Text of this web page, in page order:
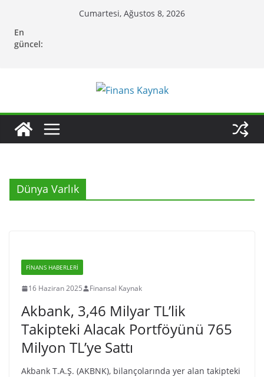
content
Cumartesi, Ağustos 8, 2026
En
güncel:
Dünya Varlık
FINANS HABERLERI
16 Haziran 2025 Finansal Kaynak
Akbank, 3,46 Milyar TL’lik
Takipteki Alacak Portföyünü 765
Milyon TL’ye Sattı
Akbank T.A.Ş. (AKBNK), bilançolarında yer alan takipteki